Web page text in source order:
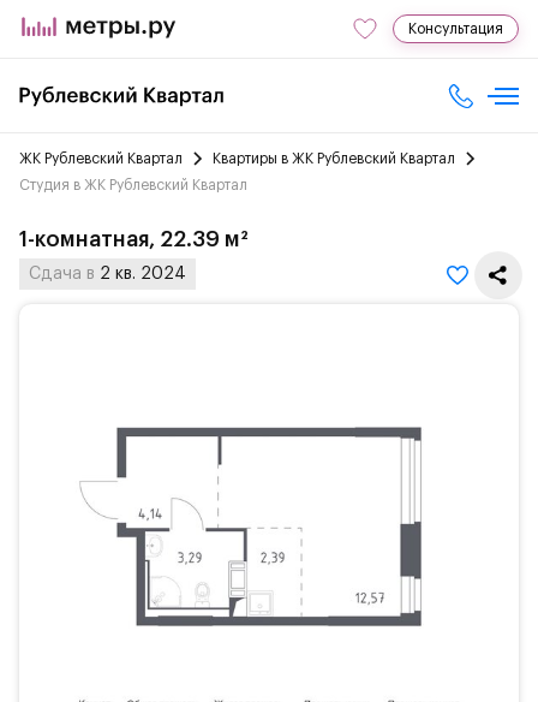
Консультация
ЖК Рублевский Квартал
Квартиры в ЖК Рублевский Квартал
Студия в ЖК Рублевский Квартал
1-комнатная, 22.39 м²
Сдача в 2 кв. 2024